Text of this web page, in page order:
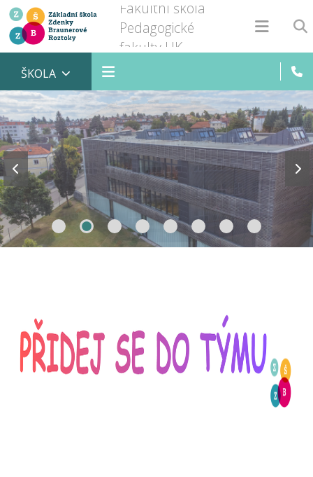
Fakultní škola
Pedagogické
fakulty UK
ŠKOLA